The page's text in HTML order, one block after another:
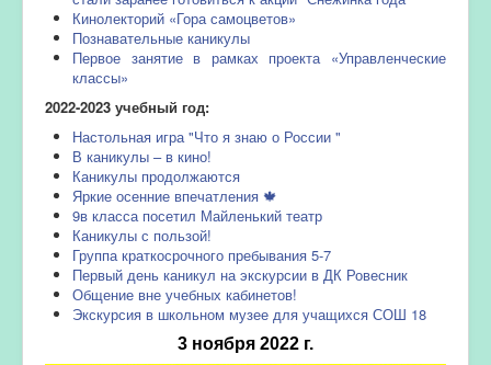
Кинолекторий «Гора самоцветов»
Познавательные каникулы
Первое занятие в рамках проекта «Управленческие
классы»
2022-2023 учебный год:
Настольная игра "Что я знаю о России "
В каникулы – в кино!
Каникулы продолжаются
Яркие осенние впечатления 🍁
9в класса посетил Майленький театр
Каникулы с пользой!
Группа краткосрочного пребывания 5-7
Первый день каникул на экскурсии в ДК Ровесник
Общение вне учебных кабинетов!
Экскурсия в школьном музее для учащихся СОШ 18
3 ноября 2022 г.